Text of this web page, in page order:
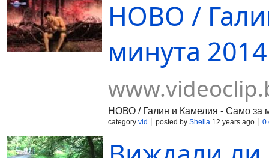
НОВО /
минута
НОВО / Галин и Камелия - Само за
category vid posted by Shella 12 years ago 0